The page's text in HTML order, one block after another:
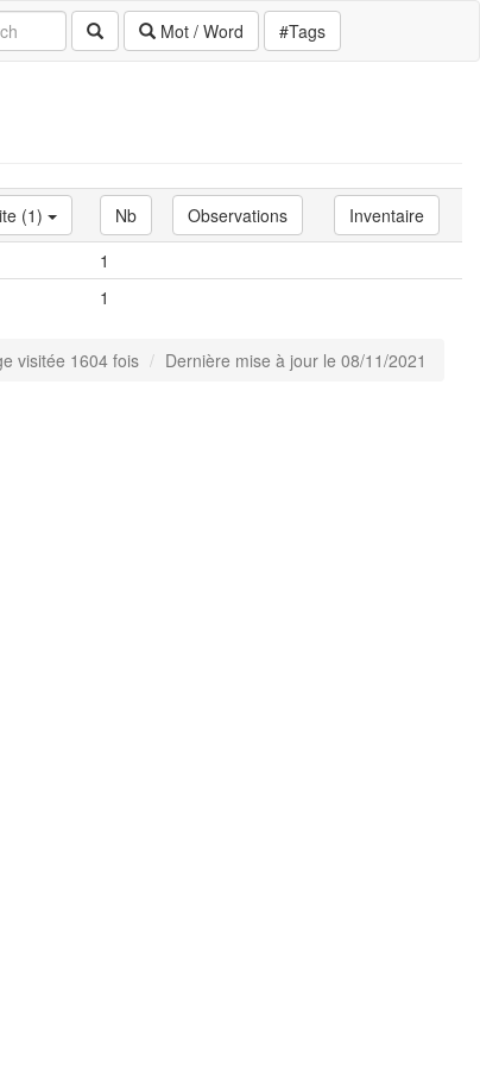
Mot / Word #Tags
(1) Nb Observations
Inventaire
1
1
visitée 1604 fois Dernière mise à jour le 08/11/2021